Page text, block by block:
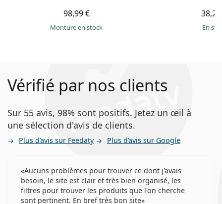
98,99 €
Monture en stock en
Vérifié par nos clients
Sur 55 avis, 98% sont positifs. Jetez un œil à
une sélection d'avis de clients.
Plus d’avis sur Feedaty Plus d’avis sur Google
Aucuns problèmes pour trouver ce dont j'avais
besoin, le site est clair et très bien organisé, les
filtres pour trouver les produits que l'on cherche
sont pertinent. En bref très bon site